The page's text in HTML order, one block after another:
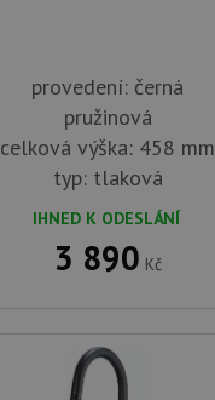
provedení: černá
pružinová
celková výška: 458 mm
typ: tlaková
IHNED K ODESLÁNÍ
3 890 Kč